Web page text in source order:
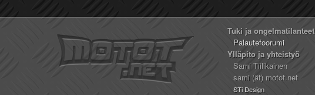
Tuki ja ongelmatilanteet
Palautefoorumi
Ylläpito ja yhteistyö
Sami Tiilikainen
sami (ät) motot.net
STi Design